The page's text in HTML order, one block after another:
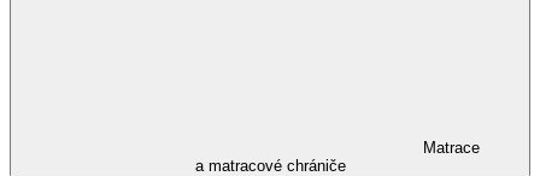
Matrace
a matracové chrániče